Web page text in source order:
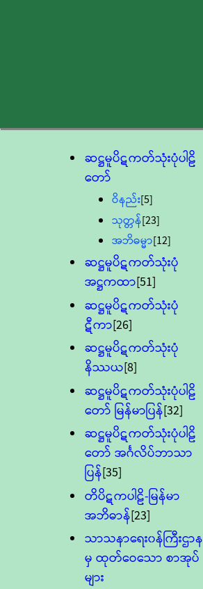
ဆဋ္ဌမူပိဋကတ်သုံးပုံပါဠိ
တော်
ဝိနည်း[5]
သုတ္တန်[23]
အဘိဓမ္မာ[12]
ဆဋ္ဌမူပိဋကတ်သုံးပုံ
အဋ္ဌကထာ[51]
ဆဋ္ဌမူပိဋကတ်သုံးပုံ
ဋီကာ[26]
ဆဋ္ဌမူပိဋကတ်သုံးပုံ
နိဿယ[8]
ဆဋ္ဌမူပိဋကတ်သုံးပုံပါဠိ
တော် မြန်မာပြန်[32]
ဆဋ္ဌမူပိဋကတ်သုံးပုံပါဠိ
တော် အင်္ဂလိပ်ဘာသာ
ပြန်[35]
တိပိဋကပါဠိ-မြန်မာ
အဘိဓာန်[23]
သာသနာရေး၀န်ကြီးဌာန
မှ ထုတ်ဝေသော စာအုပ်
များ